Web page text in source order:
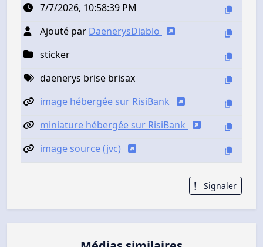
7/7/2026, 10:58:39 PM
Ajouté par DaenerysDiablo
sticker
daenerys brise brisax
image hébergée sur RisiBank
miniature hébergée sur RisiBank
image source (jvc)
Signaler